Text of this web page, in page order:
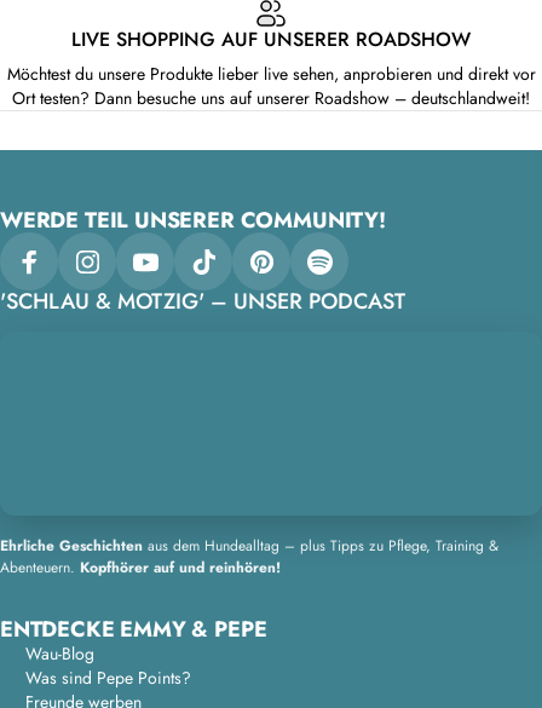
LIVE SHOPPING AUF UNSERER ROADSHOW
Möchtest du unsere Produkte lieber live sehen, anprobieren und direkt vor
Ort testen? Dann besuche uns auf unserer Roadshow – deutschlandweit!
WERDE TEIL UNSERER COMMUNITY!
FacebookInstagramYouTubeTikTok PinterestSpotify
'SCHLAU & MOTZIG' – UNSER PODCAST
Ehrliche Geschichten aus dem Hundealltag – plus Tipps zu Pflege, Training &
Abenteuern. Kopfhörer auf und reinhören!
ENTDECKE EMMY & PEPE
Wau-Blog
Was sind Pepe Points?
Freunde werben